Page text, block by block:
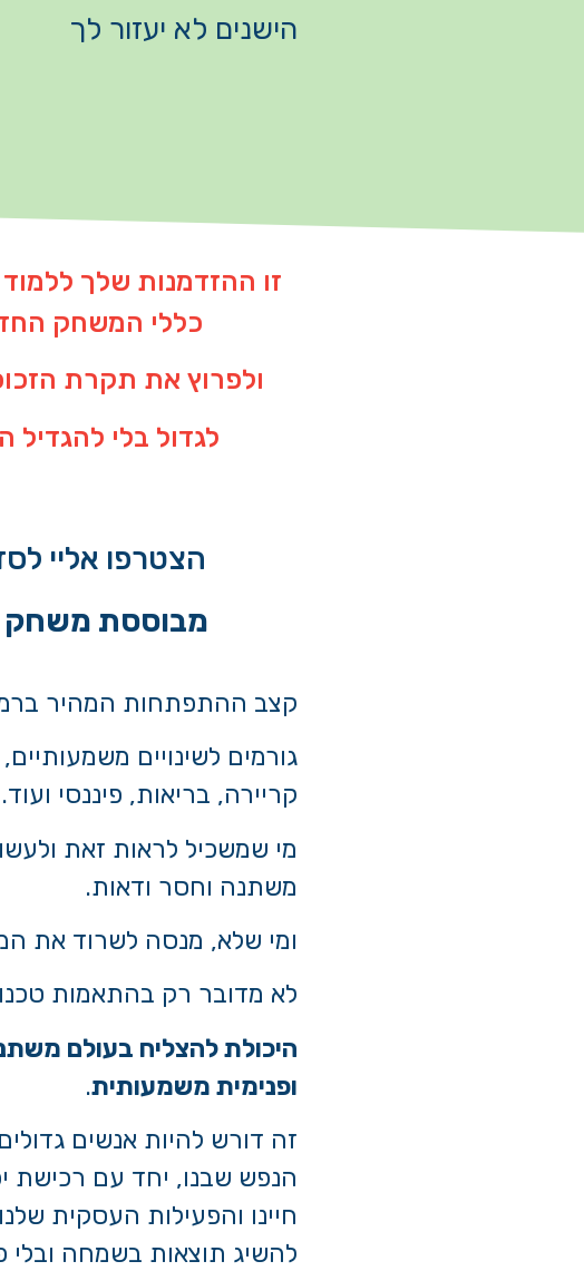
הישנים לא יעזור לך
זו ההזדמנות שלך
כללי המשחק
ולפרוץ את תקרת
לגדול בלי להגדיל
הצטרפו אליי
מבוססת משחק FreshBiz ליזמים, עצמאים ובעלי עסקים
קצב ההתפתחות המהיר
גורמים לשינויים
קריירה, בריאות, פיננסי ועוד.
מי שמשכיל לראות זאת
משתנה וחסר ודאות.
ומי שלא, מנסה לשרוד את
לא מדובר רק בהתאמות
היכולת להצליח בעולם
ופנימית משמעותית.
זה דורש להיות אנשים
הנפש שבנו, יחד עם רכישת
חיינו והפעילות העסקית
להשיג תוצאות בשמחה ובלי